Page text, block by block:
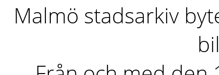
Malmö stadsarkiv